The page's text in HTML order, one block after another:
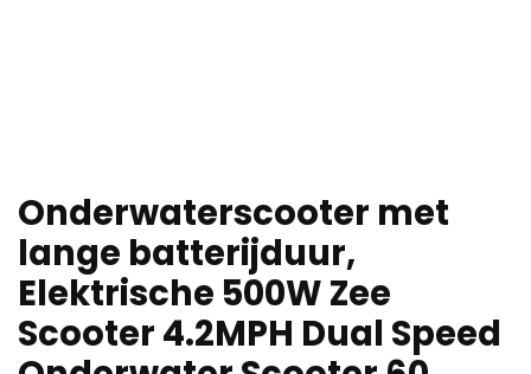
Onderwaterscooter met
lange batterijduur,
Elektrische 500W Zee
Scooter 4.2MPH Dual Speed ​​